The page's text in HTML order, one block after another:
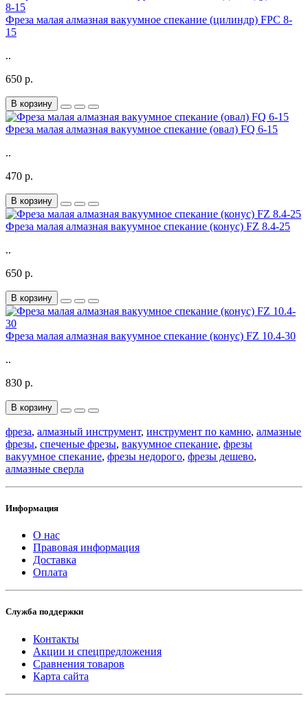
Фреза малая алмазная вакуумное спекание (цилиндр) FPС 8-
15
..
650 р.
В корзину
Фреза малая алмазная вакуумное спекание (овал) FQ 6-15
..
470 р.
В корзину
Фреза малая алмазная вакуумное спекание (конус) FZ 8.4-25
..
650 р.
В корзину
Фреза малая алмазная вакуумное спекание (конус) FZ 10.4-30
..
830 р.
В корзину
фреза, алмазный инструмент, инструмент по камню, алмазные
фрезы, спеченые фрезы, вакуумное спекание, фрезы
вакуумное спекание, фрезы недорого, фрезы дешево,
алмазные сверла
Информация
О нас
Правовая информация
Доставка
Оплата
Служба поддержки
Контакты
Акции и спецпредложения
Сравнения товаров
Карта сайта